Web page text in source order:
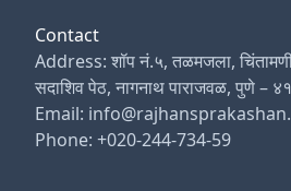
Contact
Address: शॉप नं.५, तळमजला,
सदाशिव पेठ, नागनाथ पाराजवळ, पुणे –
Email:
Phone: +020-244-734-59